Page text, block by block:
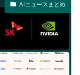
AIニュースまとめ